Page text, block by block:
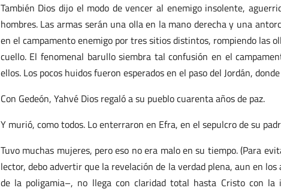
También Dios dijo el modo de vencer al enemigo insolente,
hombres. Las armas serán una olla en la mano derecha y una
en el campamento enemigo por tres sitios distintos, rompiendo las
cuello. El fenomenal barullo siembra tal confusión en el
ellos. Los pocos huidos fueron esperados en el paso del Jordán,
Con Gedeón, Yahvé Dios regaló a su pueblo cuarenta años de paz.
Y murió, como todos. Lo enterraron en Efra, en el sepulcro de su
Tuvo muchas mujeres, pero eso no era malo en su tiempo. (Para
lector, debo advertir que la revelación de la verdad plena, aun en
de la poligamia–, no llega con claridad total hasta Cristo con